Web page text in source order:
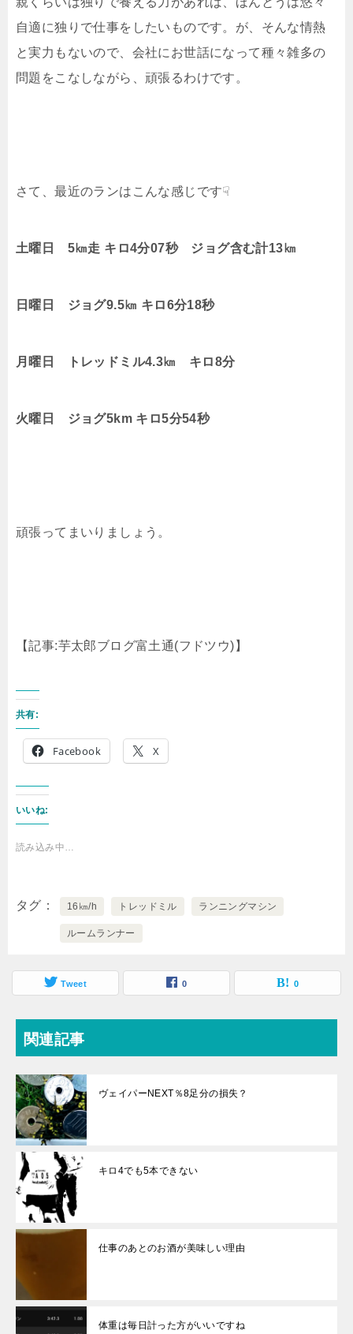
自適に独りで仕事をしたいものです。が、そんな情熱
と実力もないので、会社にお世話になって種々雑多の
問題をこなしながら、頑張るわけです。
さて、最近のランはこんな感じです☟
土曜日 5㎞走 キロ4分07秒 ジョグ含む計13㎞
日曜日 ジョグ9.5㎞ キロ6分18秒
月曜日 トレッドミル4.3㎞ キロ8分
火曜日 ジョグ5km キロ5分54秒
頑張ってまいりましょう。
【記事:芋太郎ブログ富土通(フドツウ) 】
共有:
Facebook X
いいね:
読み込み中…
タグ 16㎞/h トレッドミル ランニングマシン
ルームランナー
Tweet 0 0
関連記事
ヴェイパーNEXT％8足分の損失？
キロ4でも5本できない
仕事のあとのお酒が美味しい理由
体重は毎日計った方がいいですね